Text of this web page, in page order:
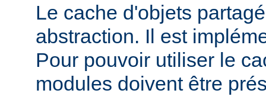
Le cache d'objets
abstraction. Il est
Pour pouvoir utiliser le
modules doivent être